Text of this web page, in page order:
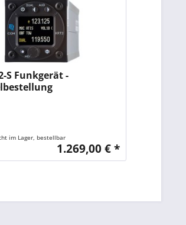
S Funkgerät -
im Lager, bestellbar
1.269,00 € *